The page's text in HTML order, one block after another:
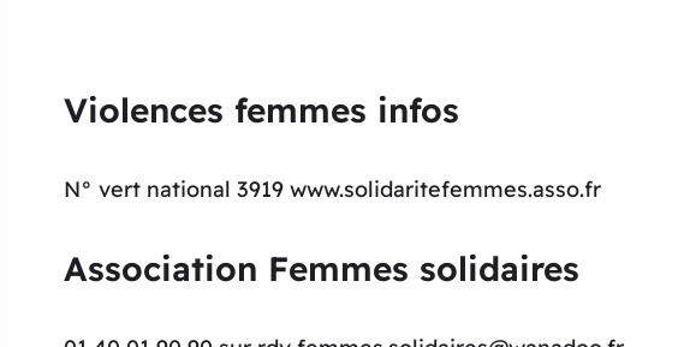
Violences femmes infos
N° vert national 3919 www.solidaritefemmes.asso.fr
Association Femmes solidaires